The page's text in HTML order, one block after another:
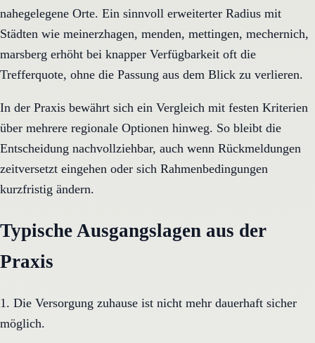
nahegelegene Orte. Ein sinnvoll erweiterter Radius mit
Städten wie meinerzhagen, menden, mettingen, mechernich,
marsberg erhöht bei knapper Verfügbarkeit oft die
Trefferquote, ohne die Passung aus dem Blick zu verlieren.
In der Praxis bewährt sich ein Vergleich mit festen Kriterien
über mehrere regionale Optionen hinweg. So bleibt die
Entscheidung nachvollziehbar, auch wenn Rückmeldungen
zeitversetzt eingehen oder sich Rahmenbedingungen
kurzfristig ändern.
Typische Ausgangslagen aus der
Praxis
1. Die Versorgung zuhause ist nicht mehr dauerhaft sicher
möglich.